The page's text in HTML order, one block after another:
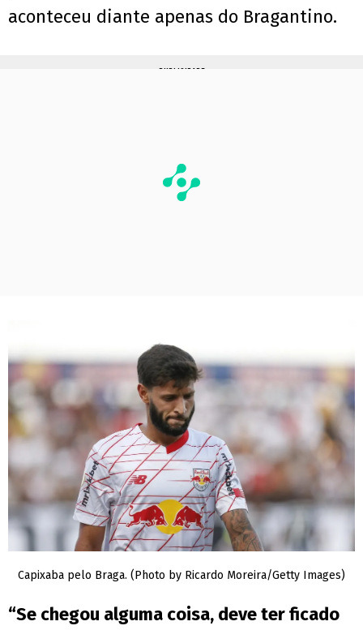
aconteceu diante apenas do Bragantino.
PUBLICIDADE
Capixaba pelo Braga. (Photo by Ricardo Moreira/Getty Images)
“Se chegou alguma coisa, deve ter ficado